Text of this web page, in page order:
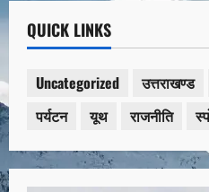
QUICK LINKS
Uncategorized उत्तराखण्ड
पर्यटन
यूथ राजनीति